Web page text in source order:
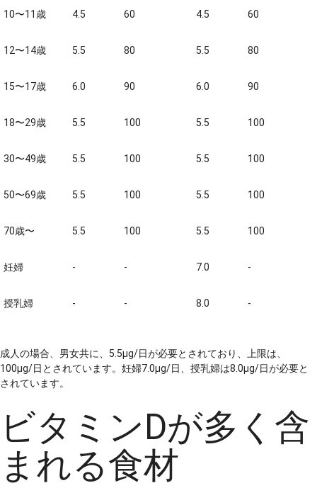
10〜11歳 4.5 60 4.5 60
12〜14歳 5.5 80 5.5 80
15〜17歳 6.0 90 6.0 90
18〜29歳 5.5 100 5.5 100
30〜49歳 5.5 100 5.5 100
50〜69歳 5.5 100 5.5 100
70歳〜 5.5 100 5.5 100
妊婦 - - 7.0 -
授乳婦 - - 8.0 -
成人の場合、男女共に、5.5μg/日が必要とされており、上限は、
100μg/日とされています。妊婦7.0μg/日、授乳婦は8.0μg/日が必要と
されています。
ビタミンDが多く含
まれる食材